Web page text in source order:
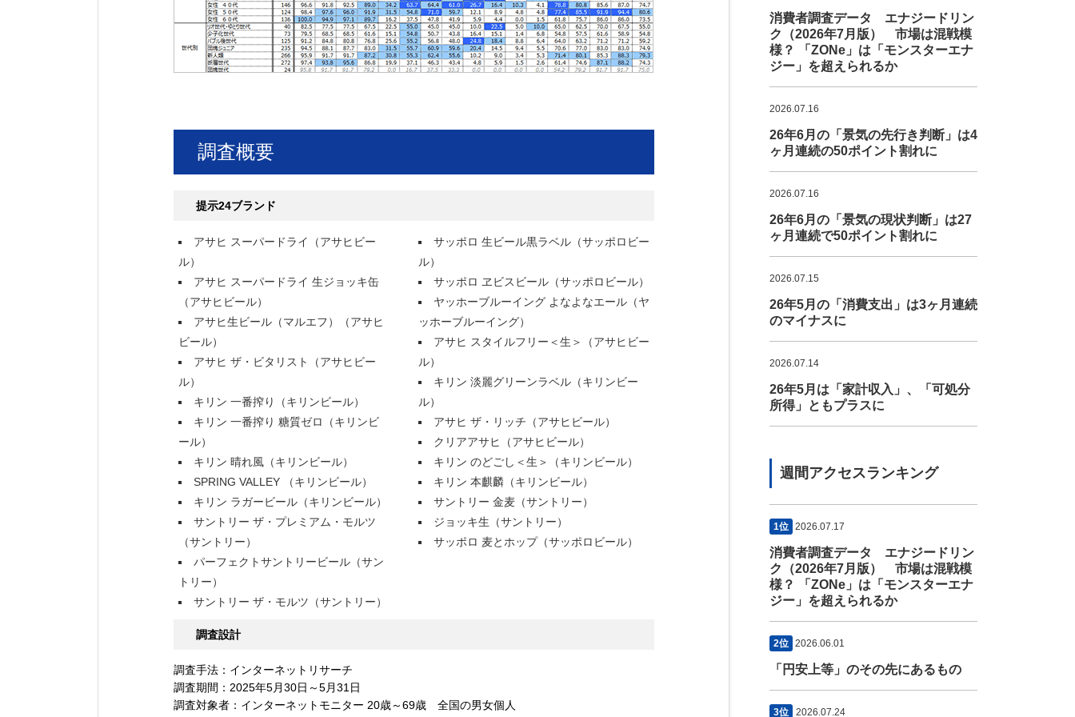
調査概要
提示24ブランド
アサヒ スーパードライ（アサヒビー
ル）
アサヒ スーパードライ 生ジョッキ缶
（アサヒビール）
アサヒ生ビール（マルエフ）（アサヒ
ビール）
アサヒ ザ・ビタリスト（アサヒビー
ル）
キリン 一番搾り（キリンビール）
キリン 一番搾り 糖質ゼロ（キリンビ
ール）
キリン 晴れ風（キリンビール）
SPRING VALLEY （キリンビール）
キリン ラガービール（キリンビール）
サントリー ザ・プレミアム・モルツ
（サントリー）
パーフェクトサントリービール（サン
トリー）
サントリー ザ・モルツ（サントリー）
サッポロ 生ビール黒ラベル（サッポロビー
ル）
サッポロ ヱビスビール（サッポロビール）
ヤッホーブルーイング よなよなエール（ヤ
ッホーブルーイング）
アサヒ スタイルフリー＜生＞（アサヒビー
ル）
キリン 淡麗グリーンラベル（キリンビー
ル）
アサヒ ザ・リッチ（アサヒビール）
クリアアサヒ（アサヒビール）
キリン のどごし＜生＞（キリンビール）
キリン 本麒麟（キリンビール）
サントリー 金麦（サントリー）
ジョッキ生（サントリー）
サッポロ 麦とホップ（サッポロビール）
調査設計
調査手法：インターネットリサーチ
調査期間：2025年5月30日～5月31日
調査対象者：インターネットモニター 20歳～69歳 全国の男女個人
消費者調査データ エナジードリン
ク（2026年7月版） 市場は混戦模
様？ 「ZONe」は「モンスターエナ
ジー」を超えられるか
2026.07.16
26年6月の「景気の先行き判断」は4
ヶ月連続の50ポイント割れに
2026.07.16
26年6月の「景気の現状判断」は27
ヶ月連続で50ポイント割れに
2026.07.15
26年5月の「消費支出」は3ヶ月連続
のマイナスに
2026.07.14
26年5月は「家計収入」、「可処分
所得」ともプラスに
週間アクセスランキング
1位 2026.07.17
消費者調査データ エナジードリン
ク（2026年7月版） 市場は混戦模
様？ 「ZONe」は「モンスターエナ
ジー」を超えられるか
2位 2026.06.01
「円安上等」のその先にあるもの
3位 2026.07.24